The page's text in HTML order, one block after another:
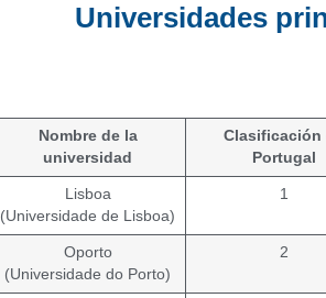
Universidades
Nombre de la
universidad
Clasificación
Portugal
Lisboa
(Universidade de Lisboa)
1
Oporto
(Universidade do Porto)
2